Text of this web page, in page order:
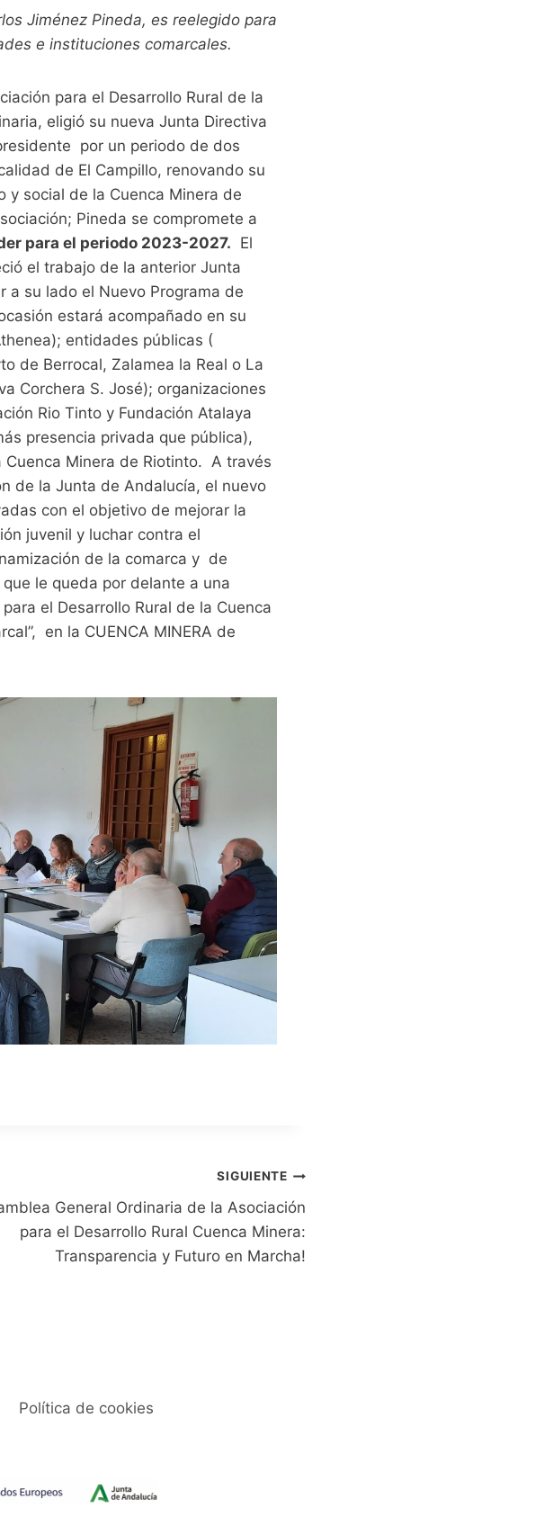
Jiménez Pineda, es reelegido para
e instituciones comarcales.
para el Desarrollo Rural de la
eligió su nueva Junta Directiva
por un periodo de dos
de El Campillo, renovando su
y social de la Cuenca Minera de
Pineda se compromete a
para el periodo 2023-2027. El
el trabajo de la anterior Junta
a su lado el Nuevo Programa de
estará acompañado en su
entidades públicas (
de Berrocal, Zalamea la Real o La
Corchera S. José); organizaciones
Rio Tinto y Fundación Atalaya
presencia privada que pública),
Minera de Riotinto. A través
de la Junta de Andalucía, el nuevo
con el objetivo de mejorar la
juvenil y luchar contra el
de la comarca y de
le queda por delante a una
el Desarrollo Rural de la Cuenca
en la CUENCA MINERA de
SIGUIENTE
General Ordinaria de la Asociación
para el Desarrollo Rural Cuenca Minera:
Transparencia y Futuro en Marcha!
Política de cookies